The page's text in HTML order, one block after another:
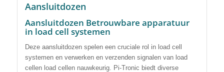
Aansluitdozen
Aansluitdozen Betrouwbare apparatuur
in load cell systemen
Deze aansluitdozen spelen een cruciale rol in load cell
systemen en verwerken en verzenden signalen van load
cellen load cellen nauwkeurig. Pi-Tronic biedt diverse